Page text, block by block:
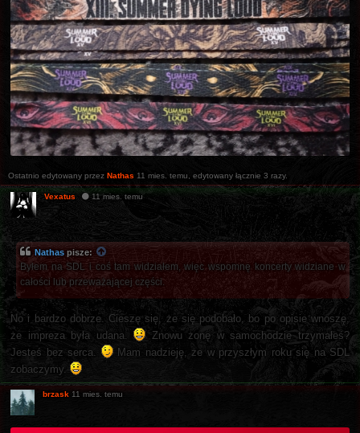
Ostatnio edytowany przez Nathas 11 mies. temu , edytowany łącznie 3 razy.
Vexatus 11 mies. temu
Nathas pisze:
Byłem na SDL i coś tam widziałem, więc wspomnę koncerty widziane w
całości lub przeważającej części.
No i bardzo dobrze. Cieszę się, że się podobało, bo po opisie wnoszę,
że impreza była udana.
Znowu żonę w samochodzie trzymałeś?
Jesteś bez serca.
Mam nadzieję, że w przyszłym roku się na SDL
zobaczymy.
brzask 11 mies. temu